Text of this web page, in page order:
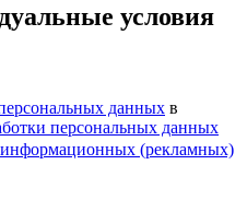
условия
данных в
персональных данных
информационных (рекламных)